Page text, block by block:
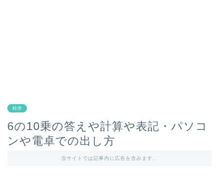
科学
6の10乗の答えや計算や表記・パソコ
ンや電卓での出し方
当サイトでは記事内に広告を含みます。